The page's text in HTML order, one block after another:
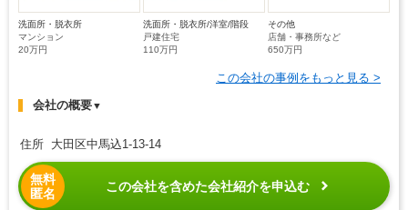
洗面所・脱衣所
マンション
20万円
洗面所・脱衣所/洋室/階段
戸建住宅
110万円
その他
店舗・事務所など
650万円
この会社の事例をもっと見る >
会社の概要▼
住所 大田区中馬込1-13-14
無料
匿名
この会社を含めた会社紹介を申込む